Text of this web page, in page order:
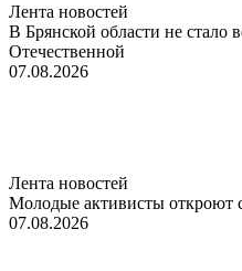
Лента новостей
В Брянской области не стало
Отечественной
07.08.2026
Лента новостей
Молодые активисты откроют
07.08.2026